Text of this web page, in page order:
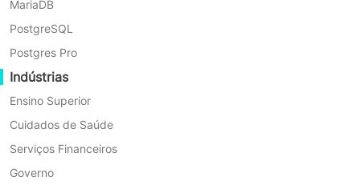
MariaDB
PostgreSQL
Postgres Pro
Indústrias
Ensino Superior
Cuidados de Saúde
Serviços Financeiros
Governo